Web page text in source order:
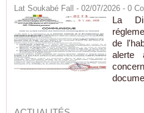
Lat Soukabé Fall - 02/07/2026 - 0
La
de
alerte